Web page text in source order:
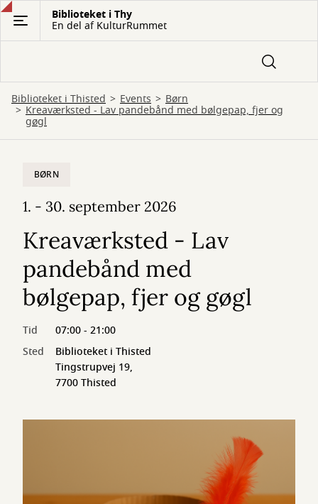
Gå
hovedindhold
Biblioteket i Thy
En del af KulturRummet
Biblioteket i Thisted Events Børn
Kreaværksted - Lav pandebånd med bølgepap, fjer og
gøgl
BØRN
1. - 30. september 2026
Kreaværksted - Lav
pandebånd med
bølgepap, fjer og gøgl
Tid
07:00 - 21:00
Sted
Biblioteket i Thisted
Tingstrupvej 19,
7700 Thisted